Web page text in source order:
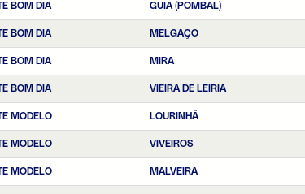
BOM DIA GUIA (POMBAL)
BOM DIA MELGAÇO
BOM DIA MIRA
BOM DIA VIEIRA DE LEIRIA
MODELO LOURINHÃ
MODELO VIVEIROS
MODELO MALVEIRA